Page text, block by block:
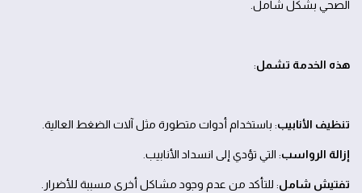
الصحي بشكل شامل.
هذه الخدمة تشمل:
تنظيف الأنابيب: باستخدام أدوات متطورة مثل آلات الضغط العالية.
إزالة الرواسب: التي تؤدي إلى انسداد الأنابيب.
تفتيش شامل: للتأكد من عدم وجود مشاكل أخرى مسببة للأضرار.